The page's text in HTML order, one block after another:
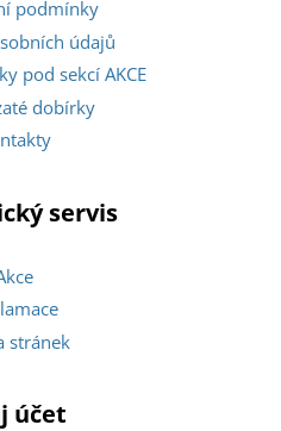
podmínky
údajů
pod sekcí AKCE
dobírky
servis
stránek
účet